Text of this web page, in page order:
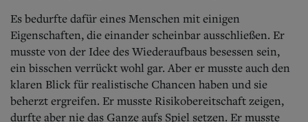
Archiv
Mediadaten
Kontakt
Impressum
Datenschutz
Es bedurfte dafür eines Menschen mit einigen
Eigenschaften, die einander scheinbar ausschließen. Er
musste von der Idee des Wiederaufbaus besessen sein,
ein bisschen verrückt wohl gar. Aber er musste auch den
klaren Blick für realistische Chancen haben und sie
beherzt ergreifen. Er musste Risikobereitschaft zeigen,
durfte aber nie das Ganze aufs Spiel setzen. Er musste